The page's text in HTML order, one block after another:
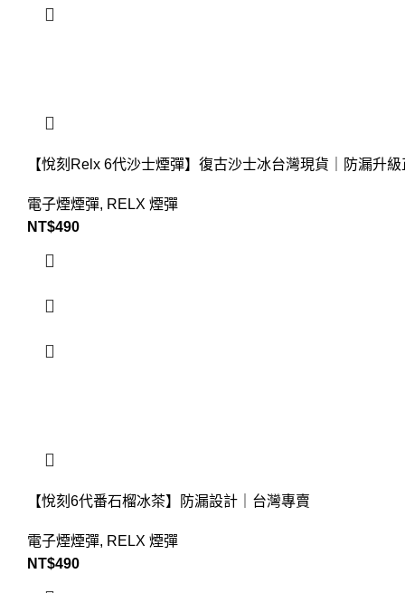
【悅刻Relx 6代沙士煙彈】復古沙士冰台灣現貨｜防漏升級
電子煙煙彈, RELX 煙彈
NT$490
【悅刻6代番石榴冰茶】防漏設計｜台灣專賣
電子煙煙彈, RELX 煙彈
NT$490